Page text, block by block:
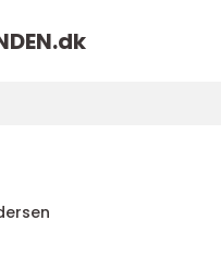
dk